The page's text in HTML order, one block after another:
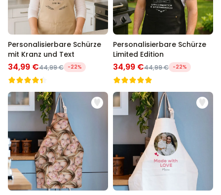
Personalisierbare Schürze
mit Kranz und Text
34,99 €44,99 € -22%
Personalisierbare Schürze
Limited Edition
34,99 €44,99 € -22%